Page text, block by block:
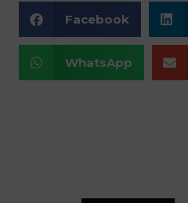
Facebook
WhatsApp